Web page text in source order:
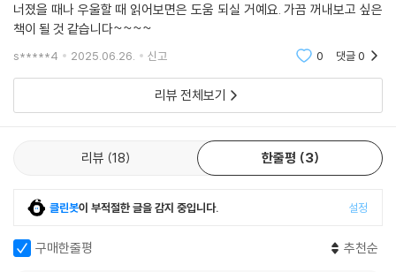
너졌을 때나 우울할 때 읽어보면은 도움 되실 거예요. 가끔 꺼내보고 싶은
책이 될 것 같습니다~~~~
s*****4 2025.06.26. 신고 0 댓글0
리뷰 전체보기
리뷰 18 한줄평 3
클린봇이 부적절한 글을 감지 중입니다. 설정
구매한줄평 추천순